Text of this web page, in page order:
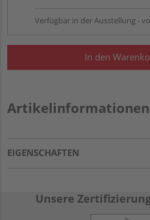
Verfügbar in der Ausstellung -
In den
Artikelinformationen
EIGENSCHAFTEN
Unsere